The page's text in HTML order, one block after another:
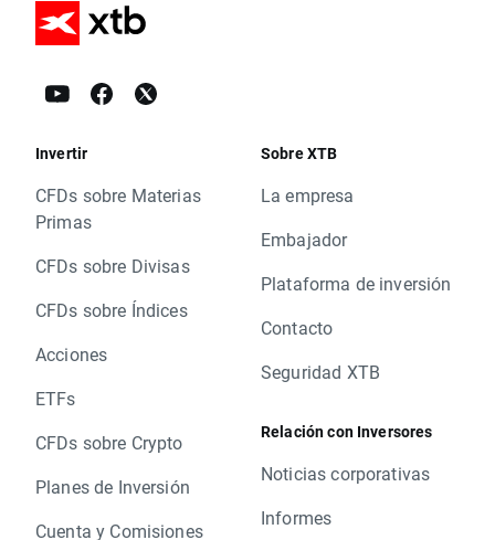
Invertir
CFDs sobre Materias
Primas
CFDs sobre Divisas
CFDs sobre Índices
Acciones
ETFs
CFDs sobre Crypto
Planes de Inversión
Cuenta y Comisiones
Sobre XTB
La empresa
Embajador
Plataforma de inversión
Contacto
Seguridad XTB
Relación con Inversores
Noticias corporativas
Informes